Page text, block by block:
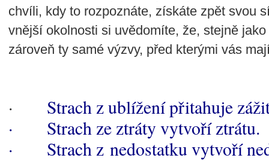
chvíli, kdy to rozpoznáte, získáte zpět svou
vnější okolnosti si uvědomíte, že, stejně jako
zároveň ty samé výzvy, před kterými vás
· Strach z ublížení přitahuje
· Strach ze ztráty vytvoří ztrátu.
· Strach z nedostatku vytvoří